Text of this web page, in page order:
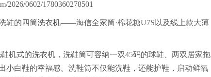
鞋的四筒洗衣机——海信全家筒·棉花糖U7S以及线上款大薄
机式的洗衣机 ，洗鞋筒可容纳一双45码的球鞋、两双居家拖
小白鞋的幸福感。洗鞋筒不仅能洗鞋，还能护鞋，启动鲜氧